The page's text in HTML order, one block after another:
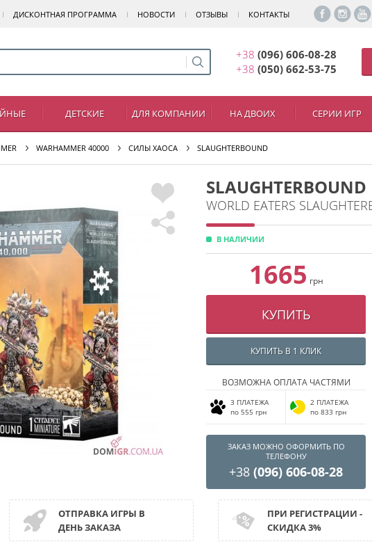
ДИСКОНТНАЯ ПРОГРАММА НОВОСТИ ОТЗЫВЫ КОНТАКТЫ
+38 (096) 606-08-28
+38 (050) 662-53-75
ДЕТСКИЕ ДЛЯ КОМПАНИИ НА ДВОИХ СЕРИИ ИГР
WARHAMMER 40000 СИЛЫ ХАОСА SLAUGHTERBOUND
SLAUGHTERBOUND
WORLD EATERS
В НАЛИЧИИ
1665 грн
КУПИТЬ
КУПИТЬ В 1 КЛИК
ВОЗМОЖНА ОПЛАТА ЧАСТЯМИ
3 ПЛАТЕЖА
по 555 грн
2 ПЛАТЕЖА
по 833 грн
ЗАКАЗ МОЖНО ОФОРМИТЬ ПО
ТЕЛЕФОНУ
+38 (096) 606-08-28
ОТПРАВКА ИГРЫ В
ДЕНЬ ЗАКАЗА
ПРИ РЕГИСТРАЦИИ -
СКИДКА 3%